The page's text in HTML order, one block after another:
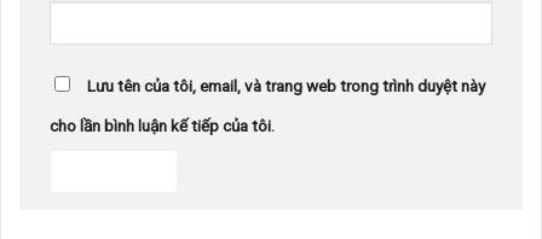
Lưu tên của tôi, email, và trang web trong trình duyệt này
cho lần bình luận kế tiếp của tôi.